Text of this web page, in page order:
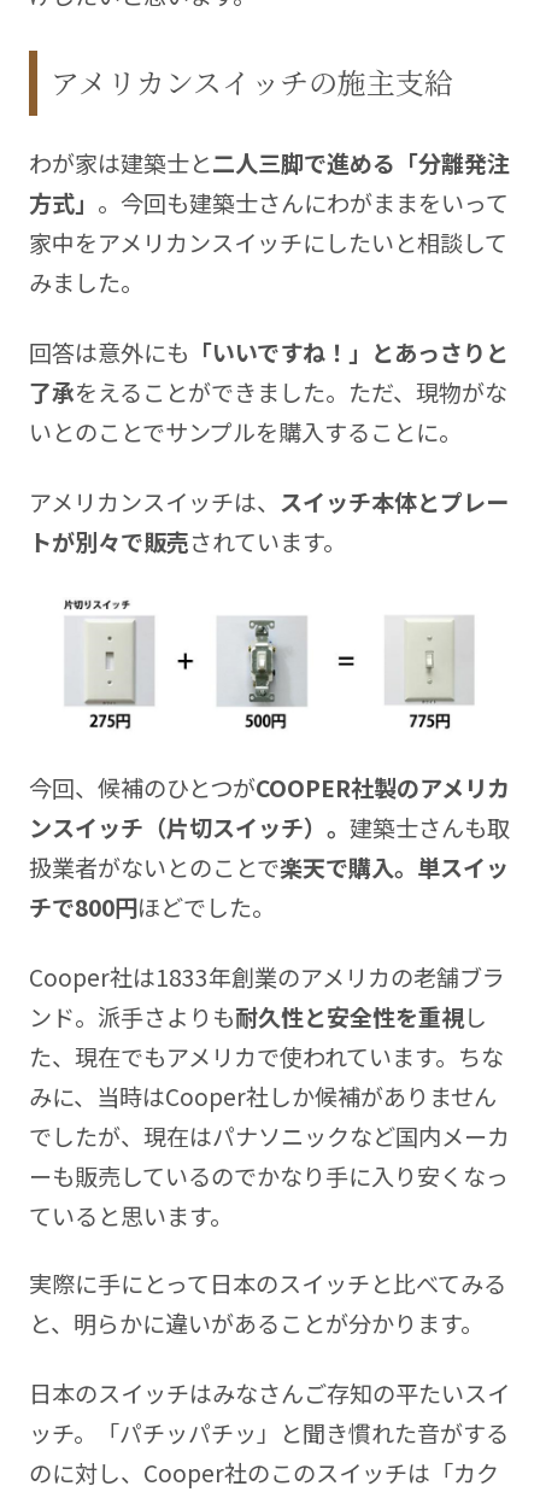
アメリカンスイッチの施主支給
わが家は建築士と二人三脚で進める「分離発注
方式」 。今回も建築士さんにわがままをいって
家中をアメリカンスイッチにしたいと相談して
みました。
回答は意外にも 「いいですね！」とあっさりと
了承をえることができました。ただ、現物がな
いとのことでサンプルを購入することに。
アメリカンスイッチは、 スイッチ本体とプレー
トが別々で販売されています。
今回、候補のひとつがCOOPER社製のアメリカ
ンスイッチ（片切スイッチ）。 建築士さんも取
扱業者がないとのことで楽天で購入。単スイッ
チで800円ほどでした。
Cooper社は1833年創業のアメリカの老舗ブラ
ンド。派手さよりも耐久性と安全性を重視し
た、現在でもアメリカで使われています。ちな
みに、当時はCooper社しか候補がありません
でしたが、現在はパナソニックなど国内メーカ
ーも販売しているのでかなり手に入り安くなっ
ていると思います。
実際に手にとって日本のスイッチと比べてみる
と、明らかに違いがあることが分かります。
日本のスイッチはみなさんご存知の平たいスイ
ッチ。「パチッパチッ」と聞き慣れた音がする
のに対し、Cooper社のこのスイッチは「カク